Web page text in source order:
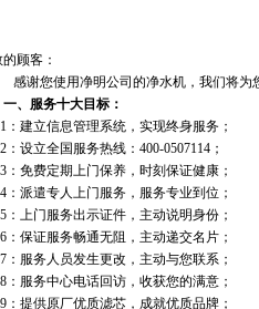
顾客：
您使用净明公司的净水机，我们将为您
服务十大目标：
立信息管理系统，实现终身服务；
立全国服务热线：400-0507114；
费定期上门保养，时刻保证健康；
遣专人上门服务，服务专业到位；
门服务出示证件，主动说明身份；
证服务畅通无阻，主动递交名片；
务人员发生更改，主动与您联系；
务中心电话回访，收获您的满意；
供原厂优质滤芯，成就优质品牌；